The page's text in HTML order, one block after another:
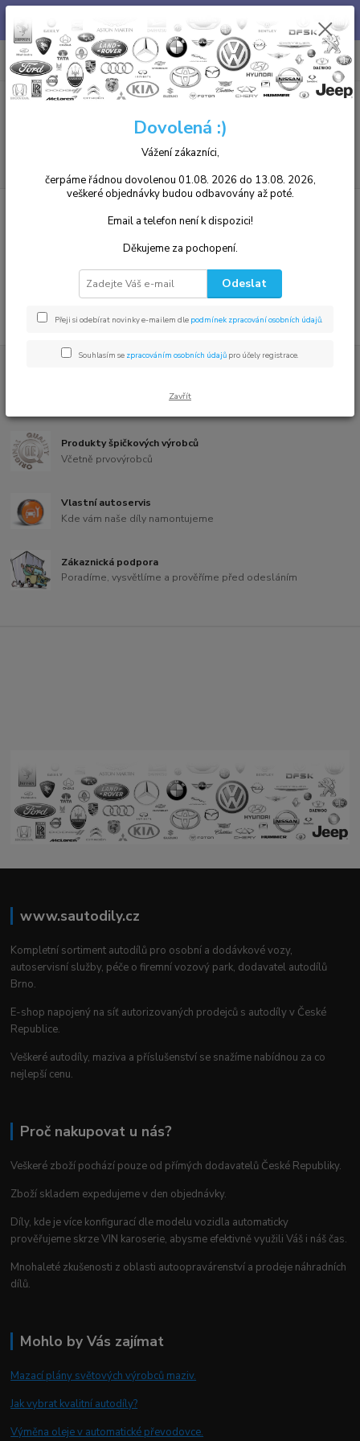
autoservisu jsme Vám k dispozici. Tel. 739 255 412 :)
CZK
+420 739255412
8.00 - 17.00
0ks
za0,00 Kč
V této kategorii nebylo nalezeno žádné zboží.
Jeden z prvních eshopů s autodíly v Česku
Produkty špičkových výrobců
Včetně prvovýrobců
Vlastní autoservis
Kde vám naše díly namontujeme
Zákaznická podpora
Poradíme, vysvětlíme a prověříme před odesláním
www.sautodily.cz
Kompletní sortiment autodílů pro osobní a dodávkové vozy,
autoservisní služby, péče o firemní vozový park, dodavatel autodílů
Brno.
E-shop napojený na síť autorizovaných prodejců s autodíly v České
Republice.
Veškeré autodíly, maziva a příslušenství se snažíme nabídnou za co
nejlepší cenu.
Proč nakupovat u nás?
Veškeré zboží pochází pouze od přímých dodavatelů České Republiky.
Zboží skladem expedujeme v den objednávky.
Díly, kde je více konfigurací dle modelu vozidla automaticky
prověřujeme skrze VIN karoserie, abysme efektivně využili Váš i náš čas.
Mnohaleté zkušenosti z oblasti autoopravárenství a prodeje náhradních
dílů.
Mohlo by Vás zajímat
Mazací plány světových výrobců maziv.
Jak vybrat kvalitní autodíly?
Výměna oleje v automatické převodovce.
Dovolená :)
Vážení zákazníci,
čerpáme řádnou dovolenou 01.08. 2026 do 13.08. 2026,
veškeré objednávky budou odbavovány až poté.
Email a telefon není k dispozici!
Děkujeme za pochopení.
Odeslat
Přeji si odebírat novinky e-mailem dle podmínek zpracování osobních údajů.
Souhlasím se zpracováním osobních údajů pro účely registrace.
Zavřít